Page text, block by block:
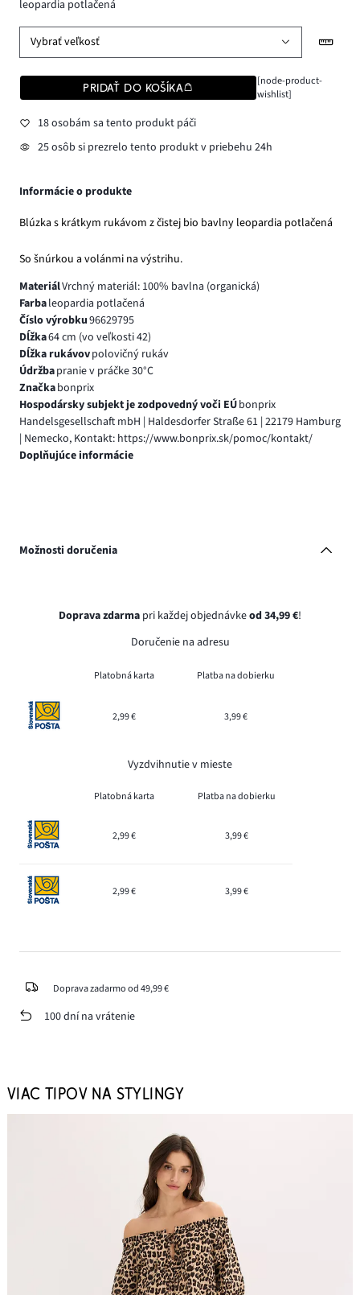
leopardia potlačená
Vybrať veľkosť
PRIDAŤ DO KOŠÍKA
[node-product-
wishlist]
18 osobám sa tento produkt páči
25 osôb si prezrelo tento produkt v priebehu 24h
Informácie o produkte
Blúzka s krátkym rukávom z čistej bio bavlny leopardia potlačená
So šnúrkou a volánmi na výstrihu.
MateriálVrchný materiál: 100% bavlna (organická)
Farbaleopardia potlačená
Číslo výrobku96629795
Dĺžka64 cm (vo veľkosti 42)
Dĺžka rukávovpolovičný rukáv
Údržbapranie v práčke 30°C
Značkabonprix
Hospodársky subjekt je zodpovedný voči EÚbonprix
Handelsgesellschaft mbH | Haldesdorfer Straße 61 | 22179 Hamburg
| Nemecko, Kontakt: https://www.bonprix.sk/pomoc/kontakt/
Doplňujúce informácie
Možnosti doručenia
Doprava zdarma pri každej objednávkeod 34,99 €!
Doručenie na adresu
Platobná karta Platba na dobierku
2,99 € 3,99 €
Vyzdvihnutie v mieste
Platobná karta Platba na dobierku
2,99 € 3,99 €
2,99 € 3,99 €
Doprava zadarmo od 49,99 €
100 dní na vrátenie
VIAC TIPOV NA STYLINGY